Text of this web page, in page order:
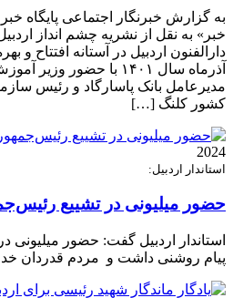
به گزارش خبرنگار اجتماعی پایگاه
دارالفنون اردبیل در آستانه افتتاح و
آذرماه سال ۱۴۰۱ با حضور
مدیرعامل بانک پاسارگاد و رئیس
کشور کلنگ […]
2024
استاندار اردبیل:
حضور میلیونی در تشییع
استاندار اردبیل گفت: حضور میلیونی
پیام روشنی داشت و مردم قدردان